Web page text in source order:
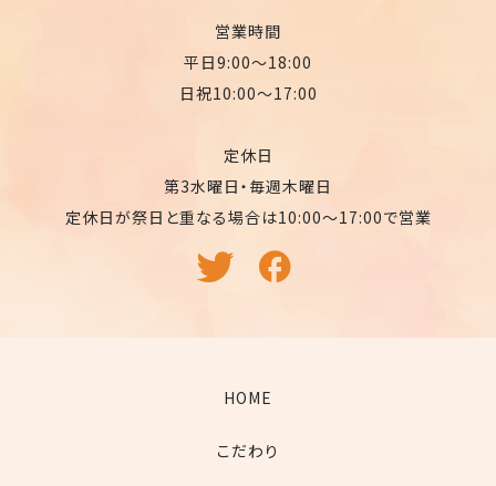
営業時間
平日9:00〜18:00
日祝10:00〜17:00
定休日
第3水曜日・毎週木曜日
定休日が祭日と重なる場合は10:00〜17:00で営業
HOME
こだわり